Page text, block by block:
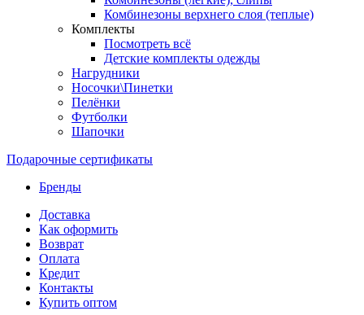
Комбинезоны верхнего слоя (теплые)
Комплекты
Посмотреть всё
Детские комплекты одежды
Нагрудники
Носочки\Пинетки
Пелёнки
Футболки
Шапочки
Подарочные сертификаты
Бренды
Доставка
Как оформить
Возврат
Оплата
Кредит
Контакты
Купить оптом